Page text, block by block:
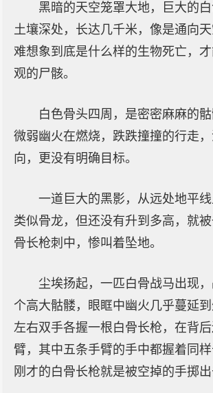
黑暗的天空笼罩大地，巨大的
土壤深处，长达几千米，像是通向
难想象到底是什么样的生物死亡，
观的尸骸。
白色骨头四周，是密密麻麻的
微弱幽火在燃烧，跌跌撞撞的行走
向，更没有明确目标。
一道巨大的黑影，从远处地平
类似骨龙，但还没有升到多高，就
骨长枪刺中，惨叫着坠地。
尘埃扬起，一匹白骨战马出现
个高大骷髅，眼眶中幽火几乎蔓延
左右双手各握一根白骨长枪，在背
臂，其中五条手臂的手中都握着同
刚才的白骨长枪就是被空掉的手掷出